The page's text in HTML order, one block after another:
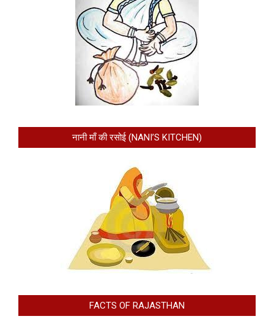
नानी माँ की रसोई (NANI’S KITCHEN)
FACTS OF RAJASTHAN